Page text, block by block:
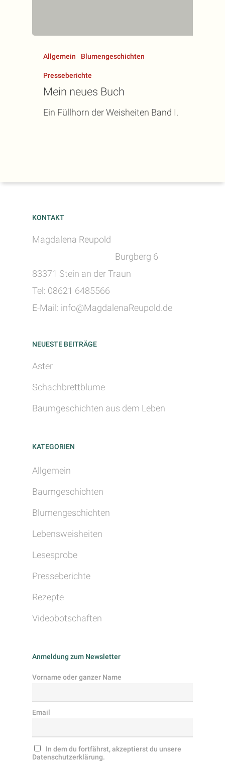
Allgemein Blumengeschichten
Presseberichte
Mein neues Buch
Ein Füllhorn der Weisheiten Band I.
KONTAKT
Magdalena Reupold
Burgberg 6
83371 Stein an der Traun
Tel: 08621 6485566
E-Mail: info@MagdalenaReupold.de
NEUESTE BEITRÄGE
Aster
Schachbrettblume
Baumgeschichten aus dem Leben
KATEGORIEN
Allgemein
Baumgeschichten
Blumengeschichten
Lebensweisheiten
Lesesprobe
Presseberichte
Rezepte
Videobotschaften
Anmeldung zum Newsletter
Vorname oder ganzer Name
Email
In dem du fortfährst, akzeptierst du unsere
Datenschutzerklärung.